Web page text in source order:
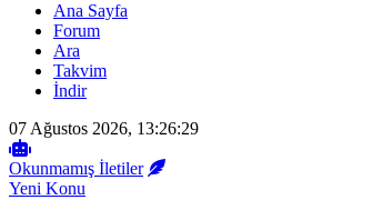
Ana Sayfa
Forum
Ara
Takvim
İndir
07 Ağustos 2026, 13:26:29
Okunmamış İletiler
Yeni Konu